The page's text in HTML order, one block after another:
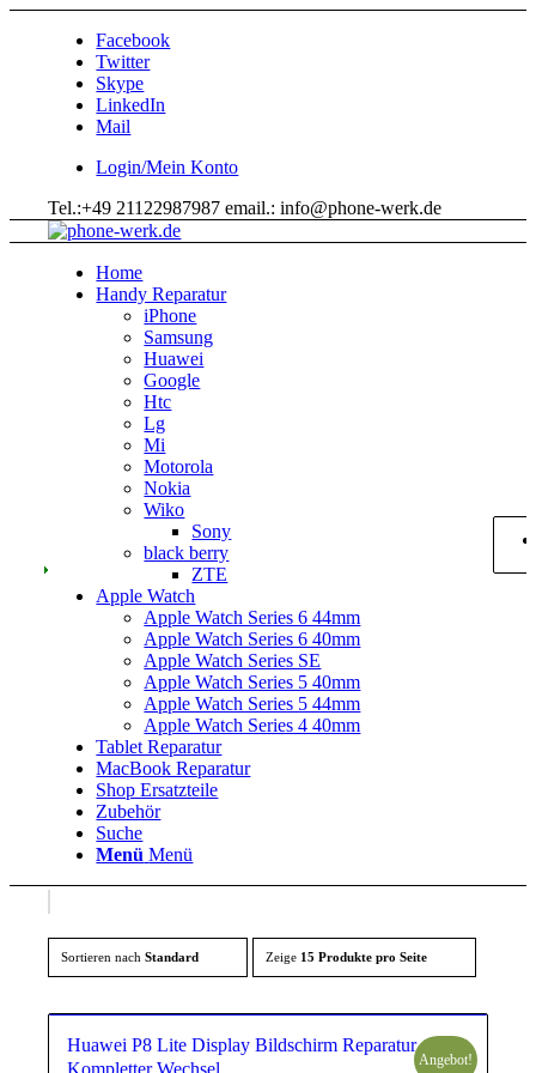
Facebook
Twitter
Skype
LinkedIn
Mail
Login/Mein Konto
Tel.:+49 21122987987 email.: info@phone-werk.de
Home
Handy Reparatur
iPhone
Samsung
Huawei
Google
Htc
Lg
Mi
Motorola
Nokia
Wiko
Sony
black berry
ZTE
Apple Watch
Apple Watch Series 6 44mm
Apple Watch Series 6 40mm
Apple Watch Series SE
Apple Watch Series 5 40mm
Apple Watch Series 5 44mm
Apple Watch Series 4 40mm
Tablet Reparatur
MacBook Reparatur
Shop Ersatzteile
Zubehör
Suche
Menü Menü
Sortieren nachStandard Zeige 15 Produkte pro Seite
Huawei P8 Lite Display Bildschirm Reparatur
Kompletter Wechsel
Angebot!